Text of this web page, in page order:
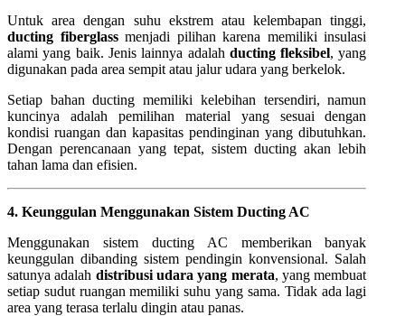
Untuk area dengan suhu ekstrem atau kelembapan tinggi,
ducting fiberglassmenjadi pilihan karena memiliki insulasi
alami yang baik. Jenis lainnya adalah ducting fleksibel, yang
digunakan pada area sempit atau jalur udara yang berkelok.
Setiap bahan ducting memiliki kelebihan tersendiri, namun
kuncinya adalah pemilihan material yang sesuai dengan
kondisi ruangan dan kapasitas pendinginan yang dibutuhkan.
Dengan perencanaan yang tepat, sistem ducting akan lebih
tahan lama dan efisien.
4. Keunggulan Menggunakan Sistem Ducting AC
Menggunakan sistem ducting AC memberikan banyak
keunggulan dibanding sistem pendingin konvensional. Salah
satunya adalah distribusi udara yang merata, yang membuat
setiap sudut ruangan memiliki suhu yang sama. Tidak ada lagi
area yang terasa terlalu dingin atau panas.